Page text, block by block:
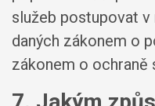
služeb postupovat
daných zákonem o
zákonem o ochraně